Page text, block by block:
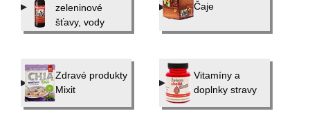
zeleninové
šťavy, vody
Čaje
Zdravé produkty
Mixit
Vitamíny a
doplnky stravy